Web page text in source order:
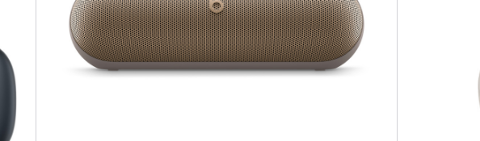
Wstecz
Obraz
-
Beats Pill —
bezprzewodowy
głośnik